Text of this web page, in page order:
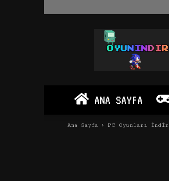
Oyun
İndir
PC
Android
ANA SAYFA
Ana Sayfa PC Oyunları İndir